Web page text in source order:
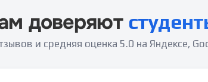
доверяют
и средняя оценка 5.0 на Яндексе,